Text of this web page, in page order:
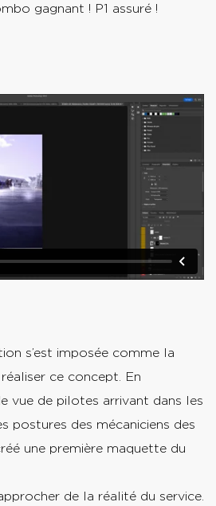
gagnant ! P1 assuré !
s’est imposée comme la
ce concept. En
vue de pilotes arrivant dans les
postures des mécaniciens des
une première maquette du
de la réalité du service.